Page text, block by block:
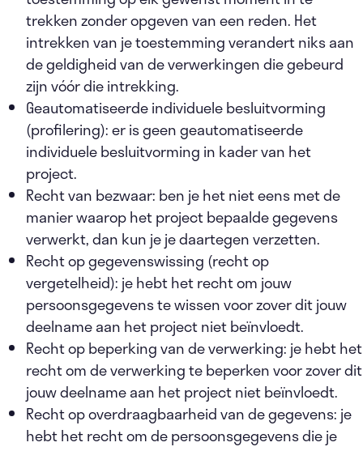
trekken zonder opgeven van een reden. Het
intrekken van je toestemming verandert niks aan
de geldigheid van de verwerkingen die gebeurd
zijn vóór die intrekking.
Geautomatiseerde individuele besluitvorming
(profilering): er is geen geautomatiseerde
individuele besluitvorming in kader van het
project.
Recht van bezwaar: ben je het niet eens met de
manier waarop het project bepaalde gegevens
verwerkt, dan kun je je daartegen verzetten.
Recht op gegevenswissing (recht op
vergetelheid): je hebt het recht om jouw
persoonsgegevens te wissen voor zover dit jouw
deelname aan het project niet beïnvloedt.
Recht op beperking van de verwerking: je hebt het
recht om de verwerking te beperken voor zover dit
jouw deelname aan het project niet beïnvloedt.
Recht op overdraagbaarheid van de gegevens: je
hebt het recht om de persoonsgegevens die je